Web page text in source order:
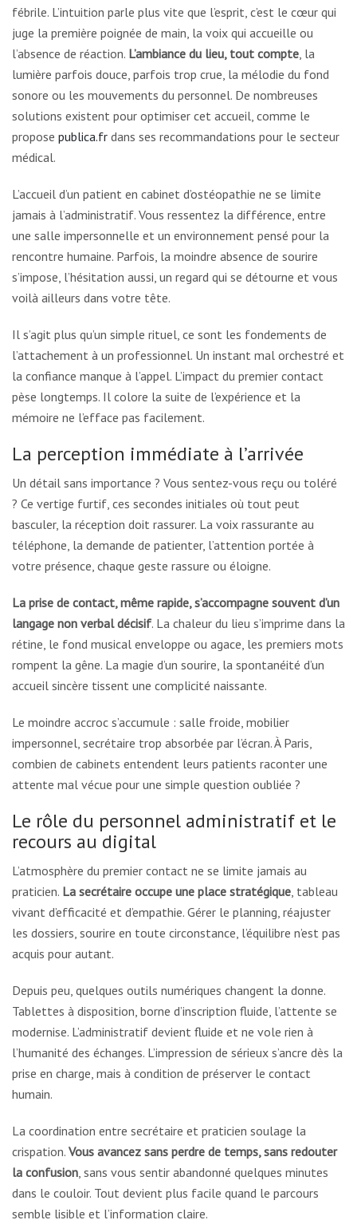
fébrile. L’intuition parle plus vite que l’esprit, c’est le cœur qui
juge la première poignée de main, la voix qui accueille ou
l’absence de réaction. L’ambiance du lieu, tout compte , la
lumière parfois douce, parfois trop crue, la mélodie du fond
sonore ou les mouvements du personnel. De nombreuses
solutions existent pour optimiser cet accueil, comme le
propose publica.fr dans ses recommandations pour le secteur
médical.
L’accueil d’un patient en cabinet d’ostéopathie ne se limite
jamais à l’administratif. Vous ressentez la différence, entre
une salle impersonnelle et un environnement pensé pour la
rencontre humaine. Parfois, la moindre absence de sourire
s’impose, l’hésitation aussi, un regard qui se détourne et vous
voilà ailleurs dans votre tête.
Il s’agit plus qu’un simple rituel, ce sont les fondements de
l’attachement à un professionnel. Un instant mal orchestré et
la confiance manque à l’appel. L’impact du premier contact
pèse longtemps. Il colore la suite de l’expérience et la
mémoire ne l’efface pas facilement.
La perception immédiate à l’arrivée
Un détail sans importance ? Vous sentez-vous reçu ou toléré
? Ce vertige furtif, ces secondes initiales où tout peut
basculer, la réception doit rassurer. La voix rassurante au
téléphone, la demande de patienter, l’attention portée à
votre présence, chaque geste rassure ou éloigne.
La prise de contact, même rapide, s’accompagne souvent d’un
langage non verbal décisif. La chaleur du lieu s’imprime dans la
rétine, le fond musical enveloppe ou agace, les premiers mots
rompent la gêne. La magie d’un sourire, la spontanéité d’un
accueil sincère tissent une complicité naissante.
Le moindre accroc s’accumule : salle froide, mobilier
impersonnel, secrétaire trop absorbée par l’écran. À Paris,
combien de cabinets entendent leurs patients raconter une
attente mal vécue pour une simple question oubliée ?
Le rôle du personnel administratif et le
recours au digital
L’atmosphère du premier contact ne se limite jamais au
praticien. La secrétaire occupe une place stratégique , tableau
vivant d’efficacité et d’empathie. Gérer le planning, réajuster
les dossiers, sourire en toute circonstance, l’équilibre n’est pas
acquis pour autant.
Depuis peu, quelques outils numériques changent la donne.
Tablettes à disposition, borne d’inscription fluide, l’attente se
modernise. L’administratif devient fluide et ne vole rien à
l’humanité des échanges. L’impression de sérieux s’ancre dès la
prise en charge, mais à condition de préserver le contact
humain.
La coordination entre secrétaire et praticien soulage la
crispation. Vous avancez sans perdre de temps, sans redouter
la confusion , sans vous sentir abandonné quelques minutes
dans le couloir. Tout devient plus facile quand le parcours
semble lisible et l’information claire.